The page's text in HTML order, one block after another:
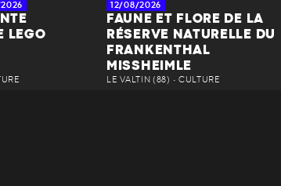
LEGO
12/08/2026
FAUNE ET FLORE DE LA
RÉSERVE NATURELLE DU
FRANKENTHAL
MISSHEIMLE
LE VALTIN (88) • CULTURE